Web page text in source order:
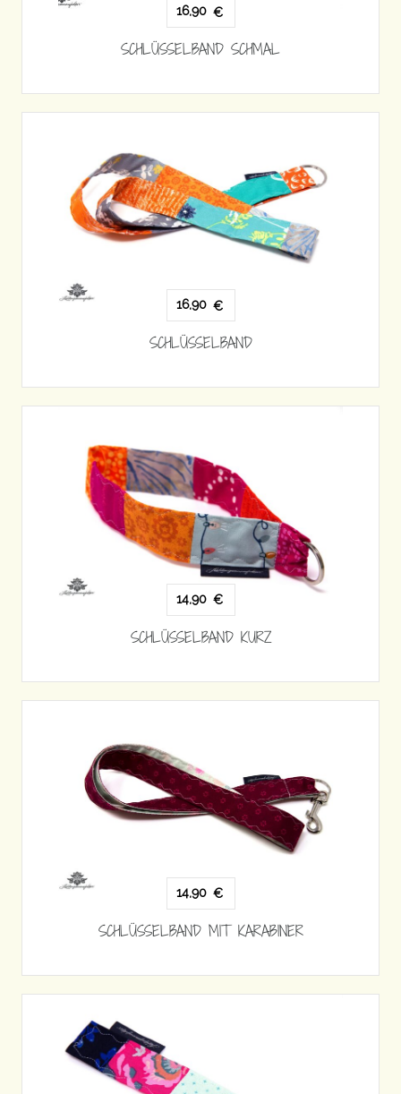
16,90 €
SCHLÜSSELBAND SCHMAL
16,90 €
SCHLÜSSELBAND
14,90 €
SCHLÜSSELBAND KURZ
14,90 €
SCHLÜSSELBAND MIT KARABINER